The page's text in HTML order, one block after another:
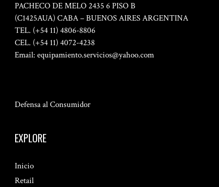
PACHECO DE MELO 2435 6 PISO B
(C1425AUA) CABA – BUENOS AIRES ARGENTINA
TEL. (+54 11) 4806-8806
CEL. (+54 11) 4072-4238
Email: equipamiento.servicios@yahoo.com
Defensa al Consumidor
EXPLORE
Inicio
Retail